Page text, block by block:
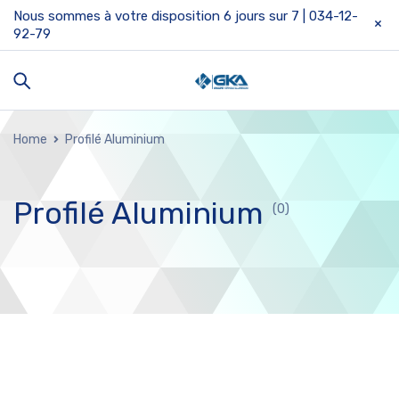
Nous sommes à votre disposition 6 jours sur 7 | 034-12-
92-79
Home Profilé Aluminium
Profilé Aluminium (0)